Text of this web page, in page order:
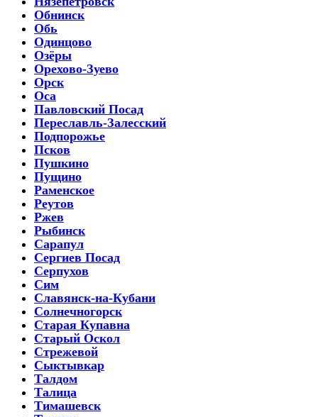
Обнинск
Обь
Одинцово
Озёры
Орехово-Зуево
Орск
Оса
Павловский Посад
Переславль-Залесский
Подпорожье
Псков
Пушкино
Пущино
Раменское
Реутов
Ржев
Рыбинск
Сарапул
Сергиев Посад
Серпухов
Сим
Славянск-на-Кубани
Солнечногорск
Старая Купавна
Старый Оскол
Стрежевой
Сыктывкар
Талдом
Талица
Тимашевск